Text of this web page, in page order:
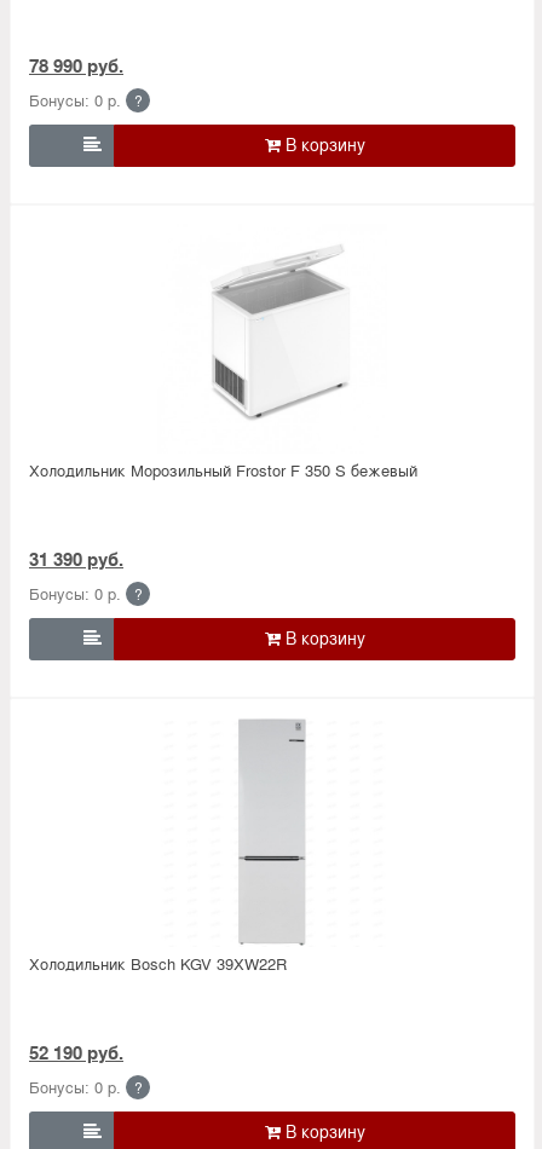
78 990 руб.
Бонусы: 0 р. ?

Холодильник Морозильный Frostor F 350 S бежевый
31 390 руб.
Бонусы: 0 р. ?

Холодильник Bosсh KGV 39XW22R
52 190 руб.
Бонусы: 0 р. ?
